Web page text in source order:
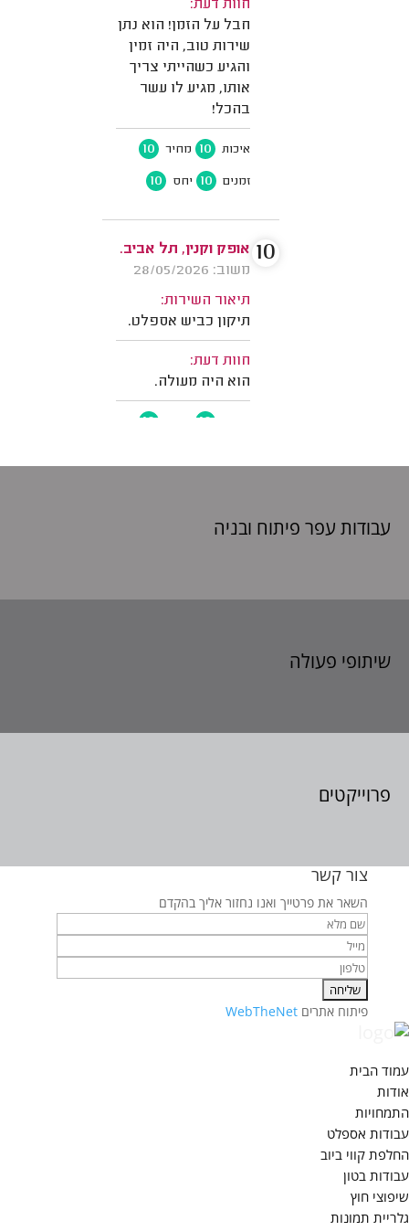
עבודות עפר פיתוח ובניה
שיתופי פעולה
פרוייקטים
צור קשר
השאר את פרטייך ואנו נחזור אליך בהקדם
פיתוח אתרים WebTheNet
עמוד הבית
אודות
התמחויות
עבודות אספלט
החלפת קווי ביוב
עבודות בטון
שיפוצי חוץ
גלריית תמונות